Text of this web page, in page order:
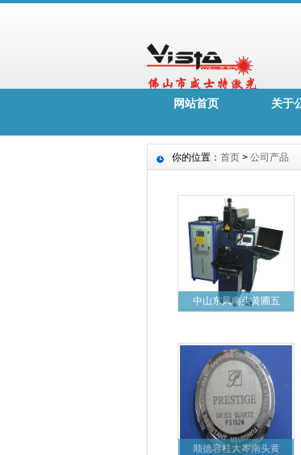
网站首页 关于
你的位置： 首页 > 公司产品
中山东凤南头黄圃五
顺德容桂大岑南头黄